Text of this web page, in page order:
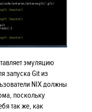
эмуляцию
запуска Git из
NIX должны
поскольку
так же, как